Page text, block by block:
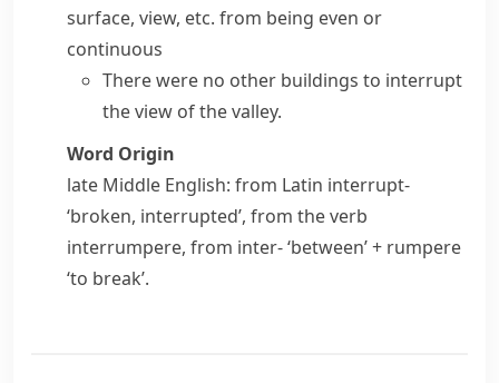
surface, view, etc. from being even or
continuous
There were no other buildings to interrupt
the view of the valley.
Word Origin
late Middle English: from Latin interrupt-
‘broken, interrupted’, from the verb
interrumpere, from inter-‘between’ + rumpere
‘to break’.